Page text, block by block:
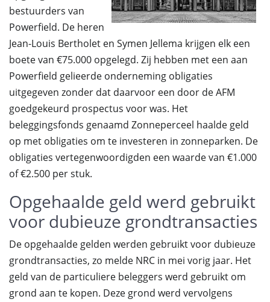
bestuurders van
Powerfield. De heren
Jean-Louis Bertholet en Symen Jellema krijgen elk een
boete van €75.000 opgelegd. Zij hebben met een aan
Powerfield gelieerde onderneming obligaties
uitgegeven zonder dat daarvoor een door de AFM
goedgekeurd prospectus voor was. Het
beleggingsfonds genaamd Zonneperceel haalde geld
op met obligaties om te investeren in zonneparken. De
obligaties vertegenwoordigden een waarde van €1.000
of €2.500 per stuk.
Opgehaalde geld werd gebruikt
voor dubieuze grondtransacties
De opgehaalde gelden werden gebruikt voor dubieuze
grondtransacties, zo melde NRC in mei vorig jaar. Het
geld van de particuliere beleggers werd gebruikt om
grond aan te kopen. Deze grond werd vervolgens